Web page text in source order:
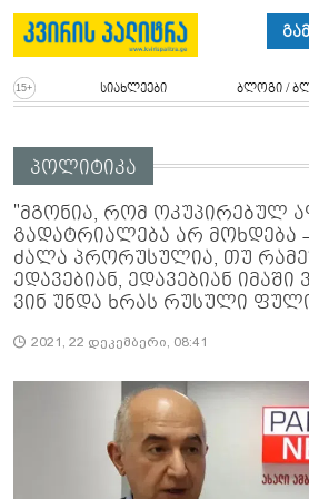
სიახლეები ბლოგი /
პოლიტიკა
"მგონია, რომ ოკუპირებულ
გადატრიალება არ მოხდება -
ძალა პრორუსულია, თუ
ედავებიან, ედავებიან იმაში
ვინ უნდა ხრას რუსული
2021, 22 დეკემბერი, 08:41